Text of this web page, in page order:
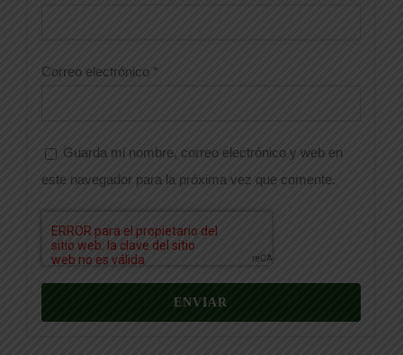
Correo electrónico *
Guarda mi nombre, correo electrónico y web en
este navegador para la próxima vez que comente.